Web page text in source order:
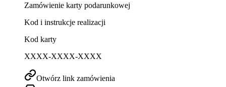
Zamówienie karty podarunkowej
Kod i instrukcje realizacji
Kod karty
XXXX-XXXX-XXXX
Otwórz link zamówienia